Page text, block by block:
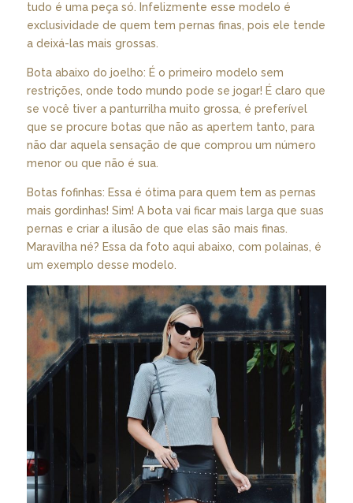
tudo é uma peça só. Infelizmente esse modelo é
exclusividade de quem tem pernas finas, pois ele tende
a deixá-las mais grossas.
Bota abaixo do joelho: É o primeiro modelo sem
restrições, onde todo mundo pode se jogar! É claro que
se você tiver a panturrilha muito grossa, é preferível
que se procure botas que não as apertem tanto, para
não dar aquela sensação de que comprou um número
menor ou que não é sua.
Botas fofinhas: Essa é ótima para quem tem as pernas
mais gordinhas! Sim! A bota vai ficar mais larga que suas
pernas e criar a ilusão de que elas são mais finas.
Maravilha né? Essa da foto aqui abaixo, com polainas, é
um exemplo desse modelo.